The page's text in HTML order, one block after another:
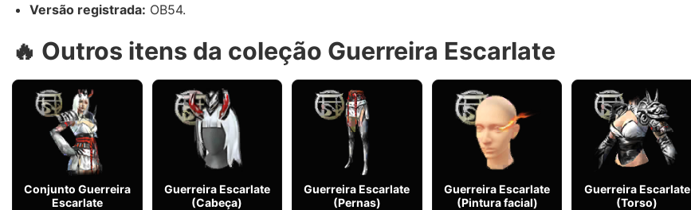
Versão registrada: OB54.
🔥 Outros itens da coleção Guerreira Escarlate
Conjunto Guerreira
Escarlate
Guerreira Escarlate
(Cabeça)
Guerreira Escarlate
(Pernas)
Guerreira Escarlate
(Pintura facial)
Guerreira Escarlate
(Torso)